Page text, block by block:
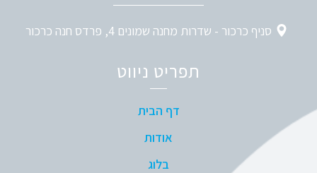
סניף כרכור - שדרות מחנה שמונים 4, פרדס חנה כרכור
תפריט ניווט
דף הבית
אודות
בלוג